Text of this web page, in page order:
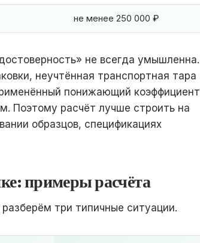
не менее 250 000 ₽
не всегда умышленна.
неучтённая транспортная тара
понижающий коэффициент
Поэтому расчёт лучше строить на
образцов, спецификациях
примеры расчёта
три типичные ситуации.